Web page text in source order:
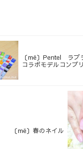
〔më〕Pentel ラブ
コラボモデルコンプ
〔më〕春のネイル